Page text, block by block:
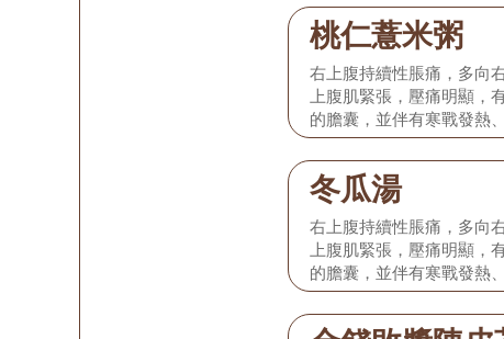
紅，苔微黃，脈弦細或弦
於發病初期的膽絞痛或單
炎。
桃仁薏米粥
右上腹持續性脹痛，多向
上腹肌緊張，壓痛明顯，
的膽囊，並伴有寒戰發熱
渴尿赤、大便秘結，部分
舌紅苔黃膩，脈弦滑而數
化膿性、壞疽性膽囊炎，
及時前往醫院積極就治，
般在病情基本得到控制的
下飲食療法。
冬瓜湯
右上腹持續性脹痛，多向
上腹肌緊張，壓痛明顯，
的膽囊，並伴有寒戰發熱
渴尿赤、大便秘結，部分
舌紅苔黃膩，脈弦滑而數